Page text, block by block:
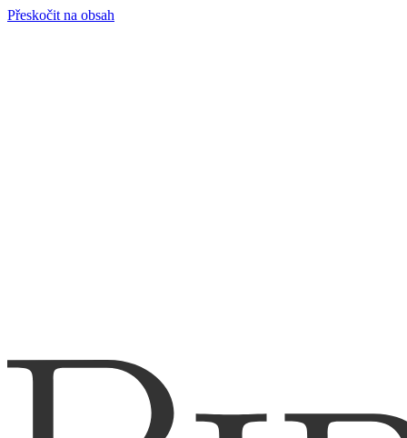
Přeskočit na obsah